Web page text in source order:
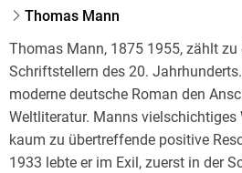
Thomas Mann
Thomas Mann, 1875 1955, zählt zu
Schriftstellern des 20.
moderne deutsche Roman den
Weltliteratur. Manns vielschichtiges
kaum zu übertreffende positive
1933 lebte er im Exil, zuerst in der